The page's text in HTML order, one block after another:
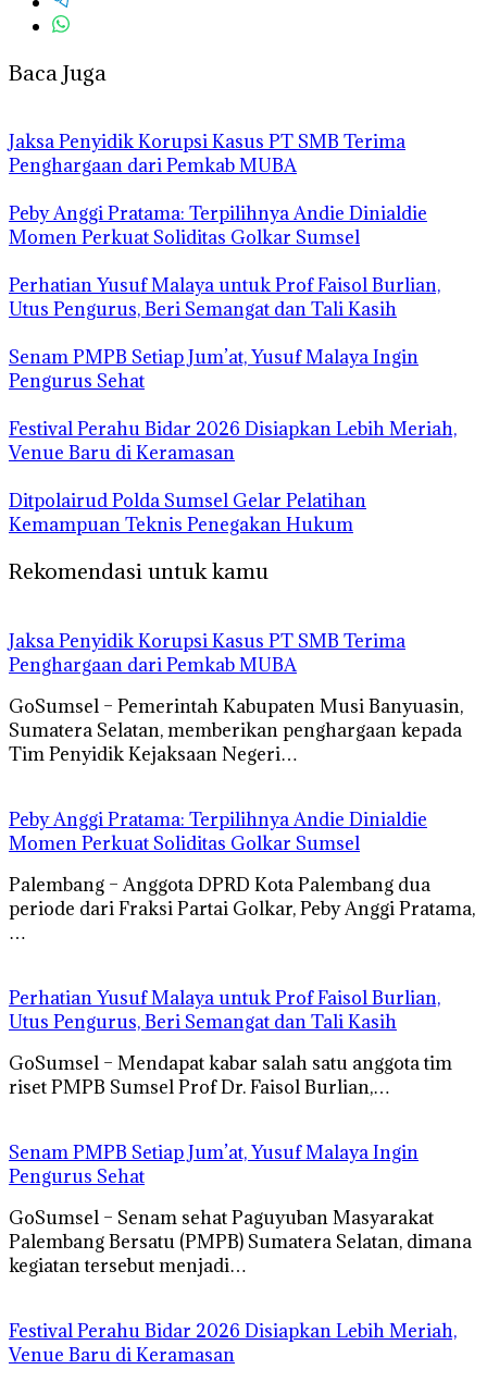
Baca Juga
Jaksa Penyidik Korupsi Kasus PT SMB Terima
Penghargaan dari Pemkab MUBA
Peby Anggi Pratama: Terpilihnya Andie Dinialdie
Momen Perkuat Soliditas Golkar Sumsel
Perhatian Yusuf Malaya untuk Prof Faisol Burlian,
Utus Pengurus, Beri Semangat dan Tali Kasih
Senam PMPB Setiap Jum’at, Yusuf Malaya Ingin
Pengurus Sehat
Festival Perahu Bidar 2026 Disiapkan Lebih Meriah,
Venue Baru di Keramasan
Ditpolairud Polda Sumsel Gelar Pelatihan
Kemampuan Teknis Penegakan Hukum
Rekomendasi untuk kamu
Jaksa Penyidik Korupsi Kasus PT SMB Terima
Penghargaan dari Pemkab MUBA
GoSumsel – Pemerintah Kabupaten Musi Banyuasin,
Sumatera Selatan, memberikan penghargaan kepada
Tim Penyidik Kejaksaan Negeri…
Peby Anggi Pratama: Terpilihnya Andie Dinialdie
Momen Perkuat Soliditas Golkar Sumsel
Palembang – Anggota DPRD Kota Palembang dua
periode dari Fraksi Partai Golkar, Peby Anggi Pratama,
…
Perhatian Yusuf Malaya untuk Prof Faisol Burlian,
Utus Pengurus, Beri Semangat dan Tali Kasih
GoSumsel – Mendapat kabar salah satu anggota tim
riset PMPB Sumsel Prof Dr. Faisol Burlian,…
Senam PMPB Setiap Jum’at, Yusuf Malaya Ingin
Pengurus Sehat
GoSumsel – Senam sehat Paguyuban Masyarakat
Palembang Bersatu (PMPB) Sumatera Selatan, dimana
kegiatan tersebut menjadi…
Festival Perahu Bidar 2026 Disiapkan Lebih Meriah,
Venue Baru di Keramasan